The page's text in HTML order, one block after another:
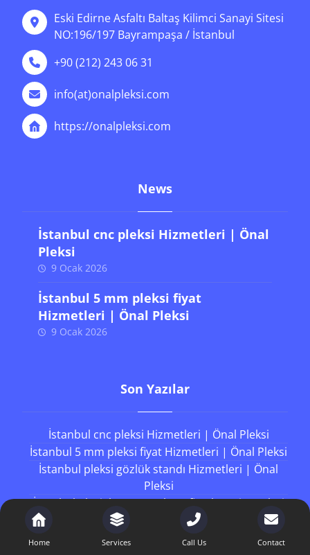
Eski Edirne Asfaltı Baltaş Kilimci Sanayi Sitesi
NO:196/197 Bayrampaşa / İstanbul
+90 (212) 243 06 31
info(at)onalpleksi.com
https://onalpleksi.com
News
İstanbul cnc pleksi Hizmetleri | Önal
Pleksi
9 Ocak 2026
İstanbul 5 mm pleksi fiyat
Hizmetleri | Önal Pleksi
9 Ocak 2026
Son Yazılar
İstanbul cnc pleksi Hizmetleri | Önal Pleksi
İstanbul 5 mm pleksi fiyat Hizmetleri | Önal Pleksi
İstanbul pleksi gözlük standı Hizmetleri | Önal
Pleksi
İstanbul plexiglass metrekare fiyatları Hizmetleri
| Önal Pleksi
İstanbul sert pleksi Hizmetleri | Önal Pleksi
Home Services Call Us Contact